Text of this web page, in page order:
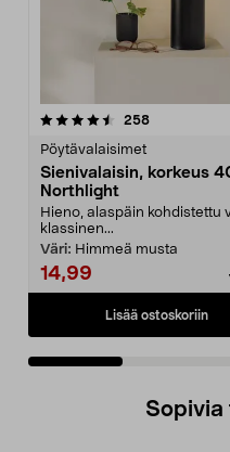
258arvostelut
Pöytävalaisimet
Sienivalaisin, korkeus
Northlight
Hieno, alaspäin kohdistettu
klassinen...
Väri: Himmeä musta
14,99
Lisää ostoskoriin
4.0 viidestä